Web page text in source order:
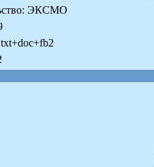
ЭКСМО